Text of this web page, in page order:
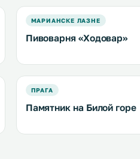
МАРИАНСКЕ ЛАЗНЕ
Пивоварня «Ходовар»
ПРАГА
Памятник на Билой горе